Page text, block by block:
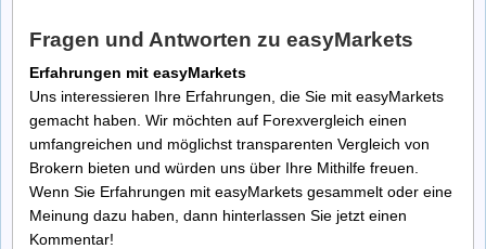
Fragen und Antworten zu easyMarkets
Erfahrungen mit easyMarkets
Uns interessieren Ihre Erfahrungen, die Sie mit easyMarkets
gemacht haben. Wir möchten auf Forexvergleich einen
umfangreichen und möglichst transparenten Vergleich von
Brokern bieten und würden uns über Ihre Mithilfe freuen.
Wenn Sie Erfahrungen mit easyMarkets gesammelt oder eine
Meinung dazu haben, dann hinterlassen Sie jetzt einen
Kommentar!